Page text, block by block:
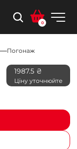
0
Погонаж
1987.5 ₴
Ціну уточнюйте